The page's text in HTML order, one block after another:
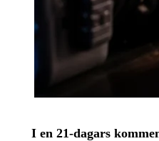
I en 21-dagars